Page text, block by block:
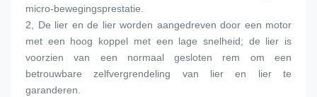
micro-bewegingsprestatie.
2, De lier en de lier worden aangedreven door een motor
met een hoog koppel met een lage snelheid; de lier is
voorzien van een normaal gesloten rem om een
betrouwbare zelfvergrendeling van lier en lier te
garanderen.